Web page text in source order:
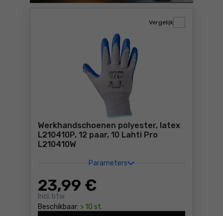
Werkhandschoenen polyester, latex
L210410P, 12 paar, 10 Lahti Pro
L210410W
Parameters
23,99 €
Incl. btw
Beschikbaar: > 10 st.
Vergelijk